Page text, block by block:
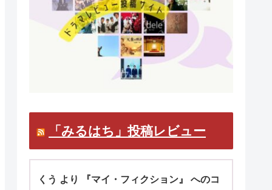
「みるはち」投稿レビュー
くう より 『マイ・フィクション』 へのコ